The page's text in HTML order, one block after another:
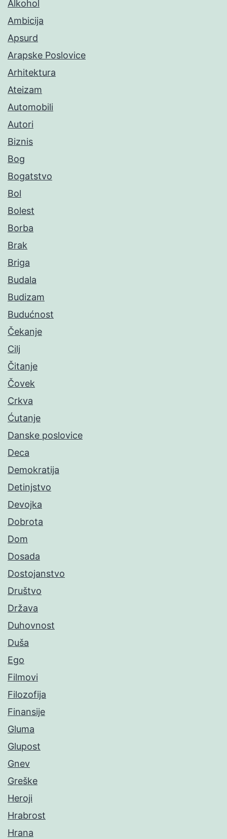
Alkohol
Ambicija
Apsurd
Arapske Poslovice
Arhitektura
Ateizam
Automobili
Autori
Biznis
Bog
Bogatstvo
Bol
Bolest
Borba
Brak
Briga
Budala
Budizam
Budućnost
Čekanje
Cilj
Čitanje
Čovek
Crkva
Ćutanje
Danske poslovice
Deca
Demokratija
Detinjstvo
Devojka
Dobrota
Dom
Dosada
Dostojanstvo
Društvo
Država
Duhovnost
Duša
Ego
Filmovi
Filozofija
Finansije
Gluma
Glupost
Gnev
Greške
Heroji
Hrabrost
Hrana